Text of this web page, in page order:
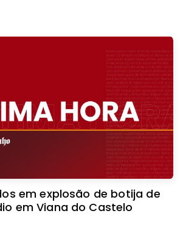
em explosão de botija de
em Viana do Castelo